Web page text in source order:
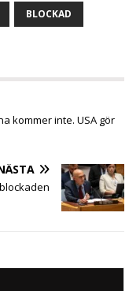
a
BLOCKAD
kommer inte. USA gör